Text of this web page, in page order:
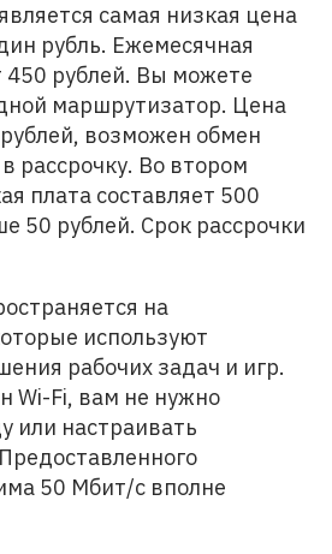
самая низкая цена
рубль. Ежемесячная
450 рублей. Вы можете
маршрутизатор. Цена
возможен обмен
рассрочку. Во втором
плата составляет 500
50 рублей. Срок рассрочки
на
используют
рабочих задач и игр.
Wi-Fi, вам не нужно
или настраивать
50 Мбит/с вполне